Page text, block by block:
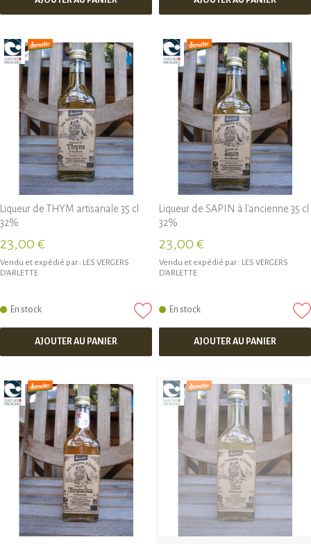
Liqueur de THYM artisanale 35 cl
32%
23,00 €
Vendu et expédié par : LES VERGERS
D'ARLETTE
En stock
AJOUTER AU PANIER
Liqueur de SAPIN à l'ancienne 35 cl
32%
23,00 €
Vendu et expédié par : LES VERGERS
D'ARLETTE
En stock
AJOUTER AU PANIER